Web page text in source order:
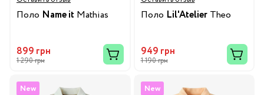
Поло Name it Mathias
899 грн
1 290 грн
Поло Lil'AtelierTheo
949 грн
1 190 грн
New
New